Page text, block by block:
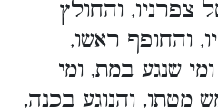
צפרניו, והחולץ
והחופף ראשו,
שנגע במת, ומי
מטתו, והנוגע בכנה,